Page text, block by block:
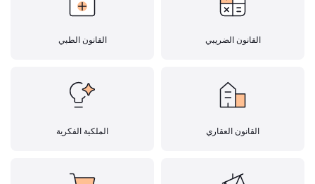
القانون الضريبي القانون الطبي
القانون العقاري الملكية الفكرية